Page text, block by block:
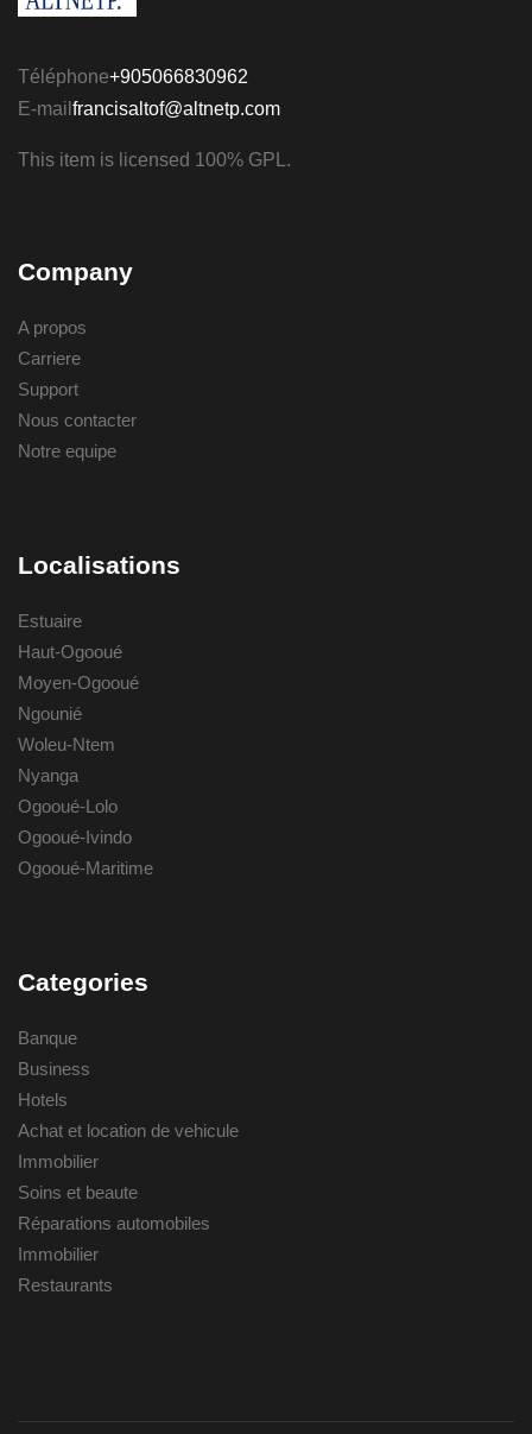
Téléphone+905066830962
E-mail francisaltof@altnetp.com
This item is licensed 100% GPL.
Company
A propos
Carriere
Support
Nous contacter
Notre equipe
Localisations
Estuaire
Haut-Ogooué
Moyen-Ogooué
Ngounié
Woleu-Ntem
Nyanga
Ogooué-Lolo
Ogooué-Ivindo
Ogooué-Maritime
Categories
Banque
Business
Hotels
Achat et location de vehicule
Immobilier
Soins et beaute
Réparations automobiles
Immobilier
Restaurants